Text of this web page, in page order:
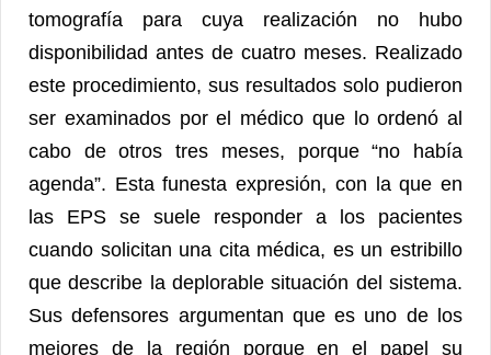
tomografía para cuya realización no hubo
disponibilidad antes de cuatro meses. Realizado
este procedimiento, sus resultados solo pudieron
ser examinados por el médico que lo ordenó al
cabo de otros tres meses, porque “no había
agenda”. Esta funesta expresión, con la que en
las EPS se suele responder a los pacientes
cuando solicitan una cita médica, es un estribillo
que describe la deplorable situación del sistema.
Sus defensores argumentan que es uno de los
mejores de la región porque en el papel su